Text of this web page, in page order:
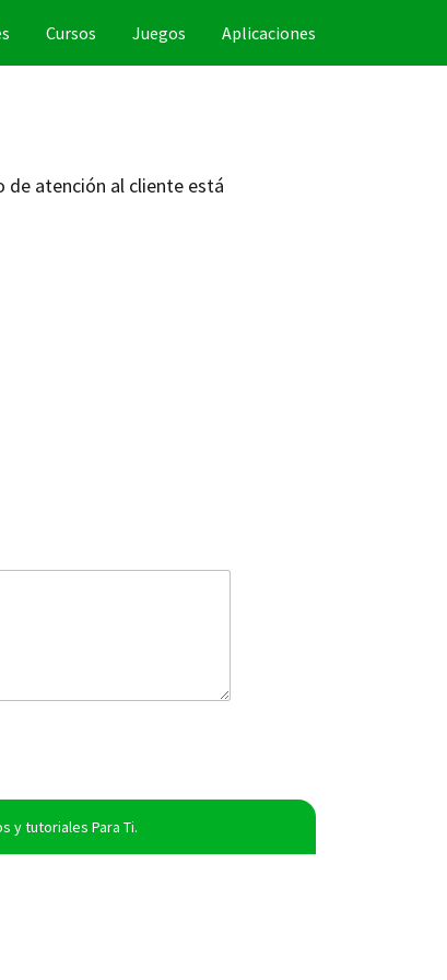
Cursos Juegos Aplicaciones
de atención al cliente está
y tutoriales Para Ti.